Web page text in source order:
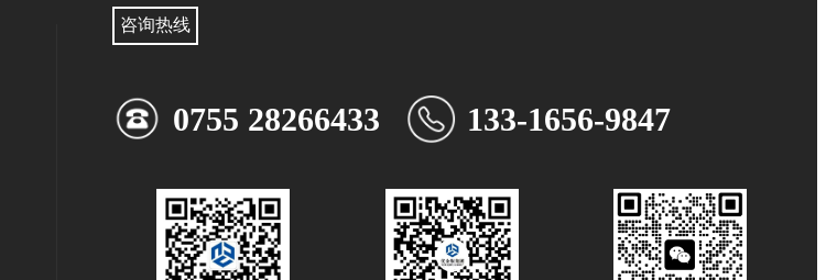
咨询热线
0755 28266433 133-1656-9847